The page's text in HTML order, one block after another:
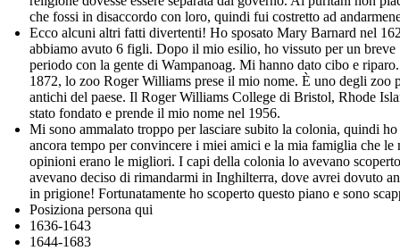
che fossi in disaccordo con loro, quindi fui costretto ad
Ecco alcuni altri fatti divertenti! Ho sposato Mary Barnard nel
abbiamo avuto 6 figli. Dopo il mio esilio, ho vissuto per un breve
periodo con la gente di Wampanoag. Mi hanno dato cibo e
1872, lo zoo Roger Williams prese il mio nome. È uno degli zoo
antichi del paese. Il Roger Williams College di Bristol, Rhode
stato fondato e prende il mio nome nel 1956.
Mi sono ammalato troppo per lasciare subito la colonia, quindi
ancora tempo per convincere i miei amici e la mia famiglia che le
opinioni erano le migliori. I capi della colonia lo avevano
avevano deciso di rimandarmi in Inghilterra, dove avrei dovuto
in prigione! Fortunatamente ho scoperto questo piano e sono
Posiziona persona qui
1636-1643
1644-1683